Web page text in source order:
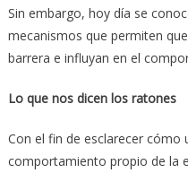
Sin embargo, hoy día se
mecanismos que permiten
barrera e influyan en el
Lo que nos dicen los ratones
Con el fin de esclarecer cómo
comportamiento propio de la